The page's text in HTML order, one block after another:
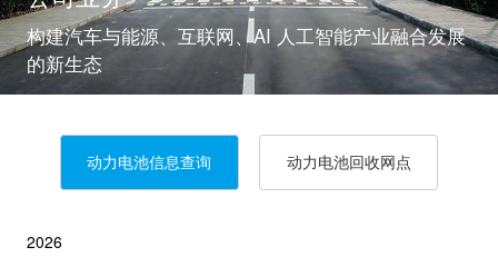
构建汽车与能源、互联网、AI 人工智能产业融合发展
的新生态
动力电池信息查询 动力电池回收网点
2026